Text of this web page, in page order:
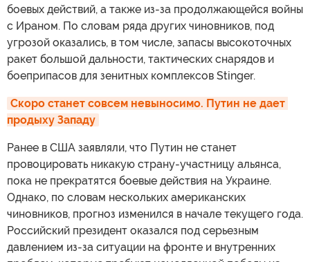
боевых действий, а также из-за продолжающейся войны
с Ираном. По словам ряда других чиновников, под
угрозой оказались, в том числе, запасы высокоточных
ракет большой дальности, тактических снарядов и
боеприпасов для зенитных комплексов Stinger.
Скоро станет совсем невыносимо. Путин не дает
продыху Западу
Ранее в США заявляли, что Путин не станет
провоцировать никакую страну-участницу альянса,
пока не прекратятся боевые действия на Украине.
Однако, по словам нескольких американских
чиновников, прогноз изменился в начале текущего года.
Российский президент оказался под серьезным
давлением из-за ситуации на фронте и внутренних